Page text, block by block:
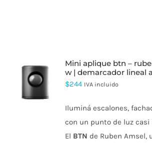
ESTE
TIENE
MÚLTIPLES
VARIANTES.
mini aplique btn – ruben amsel | led 3
w | demarcador lineal
$244 IVA incluido
Iluminá escalones,
con un punto de luz casi
El BTN de Ruben